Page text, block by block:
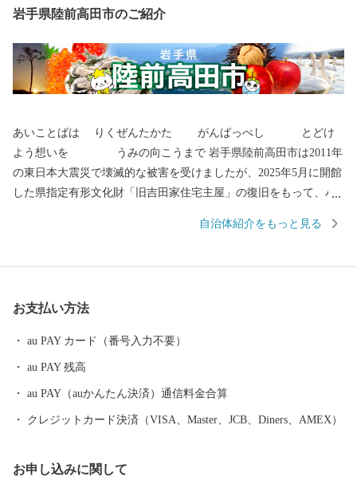
岩手県陸前高田市のご紹介
あいことばは りくぜんたかた がんばっぺし とどけ
よう想いを うみの向こうまで 岩手県陸前高田市は2011年
の東日本大震災で壊滅的な被害を受けましたが、2025年5月に開館
した県指定有形文化財「旧吉田家住宅主屋」の復旧をもって、ハ
く過ごしやすく、虎舞いで新年を祝います。 四季折々の陸前高田
障がい者の皆様に正式に委託しております。 もしかすると、きち
んと梱包されているか心配される方もいるかもしれません。もち
ろん様々な障がいにより苦手な作業もありますが、皆さんの高い
ているんだ」と誇りを持っています。手を抜くことはありませ
自治体紹介をもっと見る
お支払い方法
au PAY カード（番号入力不要）
au PAY 残高
au PAY（auかんたん決済）通信料金合算
クレジットカード決済（VISA、Master、JCB、Diners、AMEX）
お申し込みに関して